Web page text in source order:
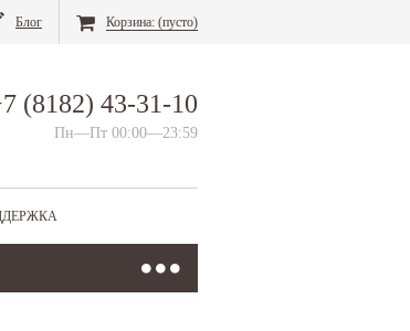
Блог Корзина: (пусто)
(8182) 43-31-10
Пн—Пт 00:00—23:59